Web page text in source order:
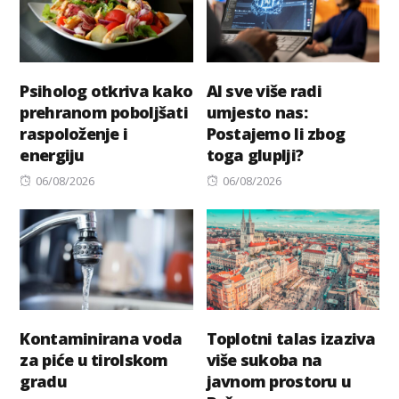
Psiholog otkriva kako
prehranom poboljšati
raspoloženje i
energiju
Posted
06/08/2026
AI sve više radi
umjesto nas:
Postajemo li zbog
toga gluplji?
Posted
06/08/2026
Kontaminirana voda
za piće u tirolskom
gradu
Toplotni talas izaziva
više sukoba na
javnom prostoru u